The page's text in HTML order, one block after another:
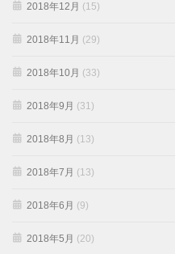
2018年12月 (15)
2018年11月 (29)
2018年10月 (33)
2018年9月 (31)
2018年8月 (13)
2018年7月 (13)
2018年6月 (9)
2018年5月 (20)